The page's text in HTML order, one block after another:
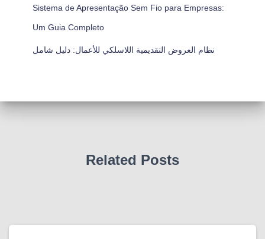
Sistema de Apresentação Sem Fio para Empresas:
Um Guia Completo
نظام العروض التقديمية اللاسلكي للأعمال: دليل شامل
Related Posts